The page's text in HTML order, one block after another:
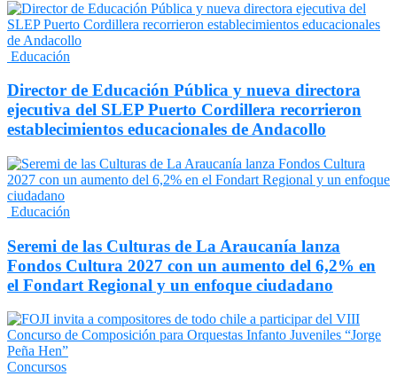
Educación
Director de Educación Pública y nueva directora
ejecutiva del SLEP Puerto Cordillera recorrieron
establecimientos educacionales de Andacollo
Educación
Seremi de las Culturas de La Araucanía lanza
Fondos Cultura 2027 con un aumento del 6,2% en
el Fondart Regional y un enfoque ciudadano
Concursos